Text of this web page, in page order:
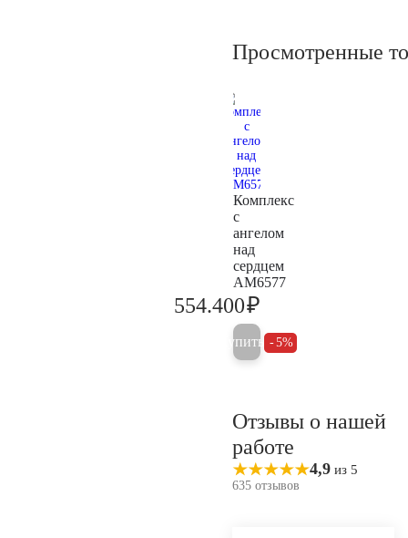
Просмотренные
Комплекс
с
ангелом
над
сердцем
AM6577
554.400₽
Купить 5%
Отзывы о нашей
работе
4,9 из 5
635 отзывов